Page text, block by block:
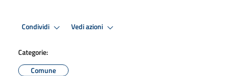
Condividi Vedi azioni
Categorie:
Comune